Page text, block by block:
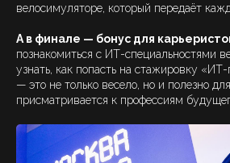
велосимуляторе, который передаёт
А в финале — бонус для
познакомиться с ИТ-специальностями
узнать, как попасть на стажировку «ИТ-
— это не только весело, но и полезно
присматривается к профессиям